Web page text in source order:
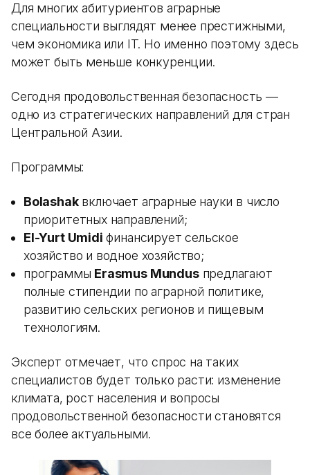
Для многих абитуриентов аграрные
специальности выглядят менее престижными,
чем экономика или IT. Но именно поэтому здесь
может быть меньше конкуренции.
Сегодня продовольственная безопасность —
одно из стратегических направлений для стран
Центральной Азии.
Программы:
Bolashakвключает аграрные науки в число
приоритетных направлений;
El-Yurt Umidi финансирует сельское
хозяйство и водное хозяйство;
программы Erasmus Mundusпредлагают
полные стипендии по аграрной политике,
развитию сельских регионов и пищевым
технологиям.
Эксперт отмечает, что спрос на таких
специалистов будет только расти: изменение
климата, рост населения и вопросы
продовольственной безопасности становятся
все более актуальными.